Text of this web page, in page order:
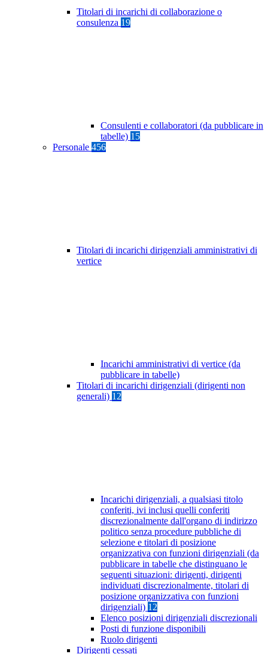
Titolari di incarichi di collaborazione o
consulenza 19
Consulenti e collaboratori (da pubblicare in
tabelle) 15
Personale 456
Titolari di incarichi dirigenziali amministrativi di
vertice
Incarichi amministrativi di vertice (da
pubblicare in tabelle)
Titolari di incarichi dirigenziali (dirigenti non
generali) 12
Incarichi dirigenziali, a qualsiasi titolo
conferiti, ivi inclusi quelli conferiti
discrezionalmente dall'organo di indirizzo
politico senza procedure pubbliche di
selezione e titolari di posizione
organizzativa con funzioni dirigenziali (da
pubblicare in tabelle che distinguano le
seguenti situazioni: dirigenti, dirigenti
individuati discrezionalmente, titolari di
posizione organizzativa con funzioni
dirigenziali) 12
Elenco posizioni dirigenziali discrezionali
Posti di funzione disponibili
Ruolo dirigenti
Dirigenti cessati